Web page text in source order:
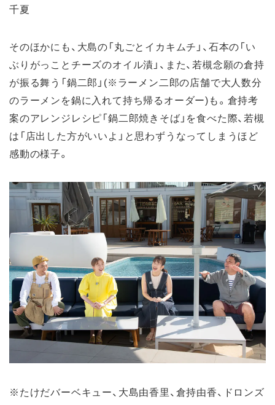
千夏
そのほかにも、大島の「丸ごとイカキムチ」、石本の「い
ぶりがっことチーズのオイル漬」、また、若槻念願の倉持
が振る舞う「鍋二郎」(※ラーメン二郎の店舗で大人数分
のラーメンを鍋に入れて持ち帰るオーダー)も。倉持考
案のアレンジレシピ「鍋二郎焼きそば」を食べた際、若槻
は「店出した方がいいよ」と思わずうなってしまうほど
感動の様子。
※たけだバーベキュー、大島由香里、倉持由香、ドロンズ